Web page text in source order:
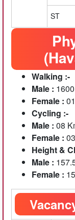
ST
Walking :-
Male :
Female :
Cycling :-
Male : 08
Female :
Height &
Male :
Female :